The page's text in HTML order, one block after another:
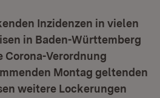
Inzidenzen in vielen
in Baden-Württemberg
Corona-Verordnung
Montag geltenden
weitere Lockerungen